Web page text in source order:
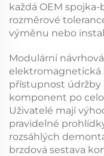
každá OEM spojka-
rozměrové
výměnu nebo
Modulární
elektromagnetická
přístupnost údržby
komponent po
Uživatelé mají
pravidelné
rozsáhlých
brzdová sestava